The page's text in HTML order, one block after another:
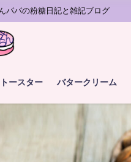
パパの粉糖日記と雑記ブログ
ースター バタークリーム